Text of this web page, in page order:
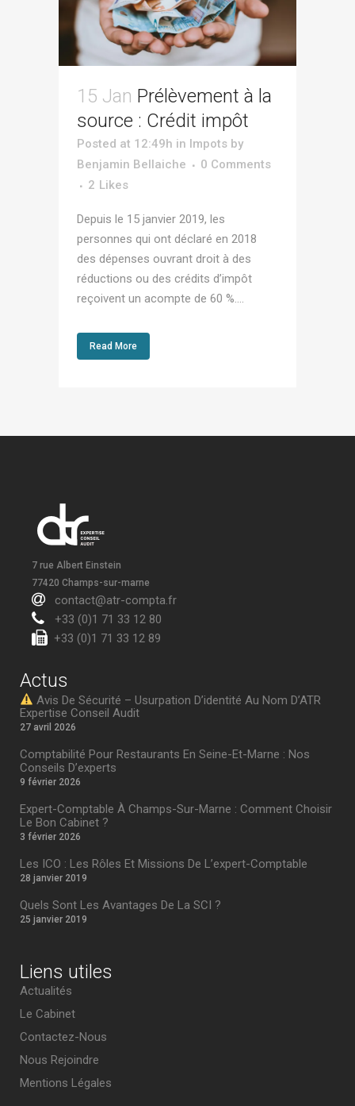
15 Jan Prélèvement à la
source : Crédit impôt
Posted at 12:49h in Impots by
Benjamin Bellaiche
0 Comments
2 Likes
Depuis le 15 janvier 2019, les
personnes qui ont déclaré en 2018
des dépenses ouvrant droit à des
réductions ou des crédits d’impôt
reçoivent un acompte de 60 %....
Read More
7 rue Albert Einstein
77420 Champs-sur-marne
contact@atr-compta.fr
+33 (0)1 71 33 12 80
+33 (0)1 71 33 12 89
Actus
Avis De Sécurité – Usurpation D’identité Au Nom D’ATR
Expertise Conseil Audit
27 avril 2026
Comptabilité Pour Restaurants En Seine-Et-Marne : Nos
Conseils D’experts
9 février 2026
Expert-Comptable À Champs-Sur-Marne : Comment Choisir
Le Bon Cabinet ?
3 février 2026
Les ICO : Les Rôles Et Missions De L’expert-Comptable
28 janvier 2019
Quels Sont Les Avantages De La SCI ?
25 janvier 2019
Liens utiles
Actualités
Le Cabinet
Contactez-Nous
Nous Rejoindre
Mentions Légales